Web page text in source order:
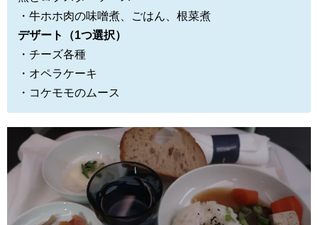
・牛ホホ肉の味噌煮、ごはん、根菜煮
デザート（1つ選択）
・チーズ各種
・オペラケーキ
・コケモモのムース